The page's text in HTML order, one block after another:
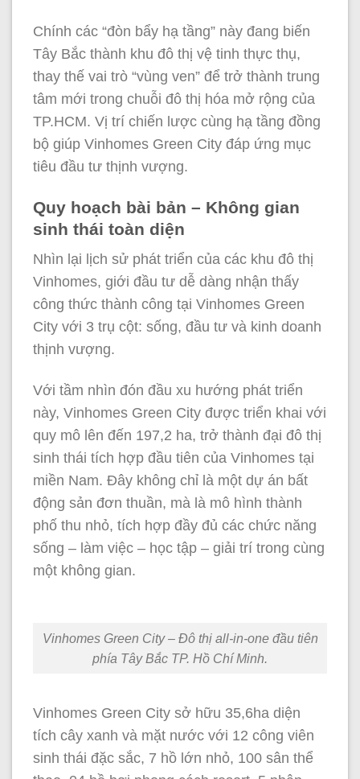
Chính các “đòn bẩy hạ tầng” này đang biến
Tây Bắc thành khu đô thị vệ tinh thực thụ,
thay thế vai trò “vùng ven” để trở thành trung
tâm mới trong chuỗi đô thị hóa mở rộng của
TP.HCM. Vị trí chiến lược cùng hạ tầng đồng
bộ giúp Vinhomes Green City đáp ứng mục
tiêu đầu tư thịnh vượng.
Quy hoạch bài bản – Không gian
sinh thái toàn diện
Nhìn lại lịch sử phát triển của các khu đô thị
Vinhomes, giới đầu tư dễ dàng nhận thấy
công thức thành công tại Vinhomes Green
City với 3 trụ cột: sống, đầu tư và kinh doanh
thịnh vượng.
Với tầm nhìn đón đầu xu hướng phát triển
này, Vinhomes Green City được triển khai với
quy mô lên đến 197,2 ha, trở thành đại đô thị
sinh thái tích hợp đầu tiên của Vinhomes tại
miền Nam. Đây không chỉ là một dự án bất
động sản đơn thuần, mà là mô hình thành
phố thu nhỏ, tích hợp đầy đủ các chức năng
sống – làm việc – học tập – giải trí trong cùng
một không gian.
Vinhomes Green City – Đô thị all-in-one đầu tiên
phía Tây Bắc TP. Hồ Chí Minh.
Vinhomes Green City sở hữu 35,6ha diện
tích cây xanh và mặt nước với 12 công viên
sinh thái đặc sắc, 7 hồ lớn nhỏ, 100 sân thể